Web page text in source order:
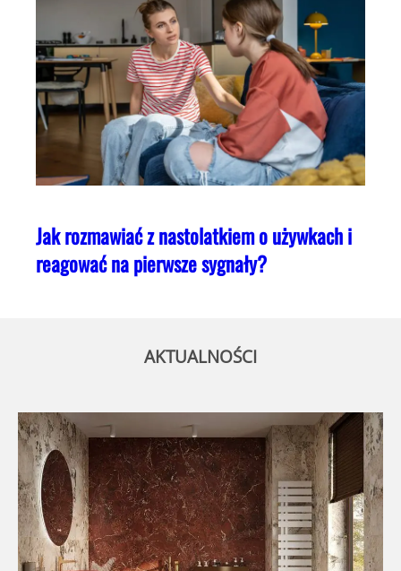
Jak rozmawiać z nastolatkiem o używkach i
reagować na pierwsze sygnały?
AKTUALNOŚCI